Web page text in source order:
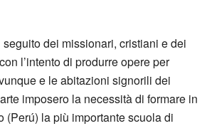
seguito dei missionari, cristiani e dei
l’intento di produrre opere per
e le abitazioni signorili dei
imposero la necessità di formare in
la più importante scuola di